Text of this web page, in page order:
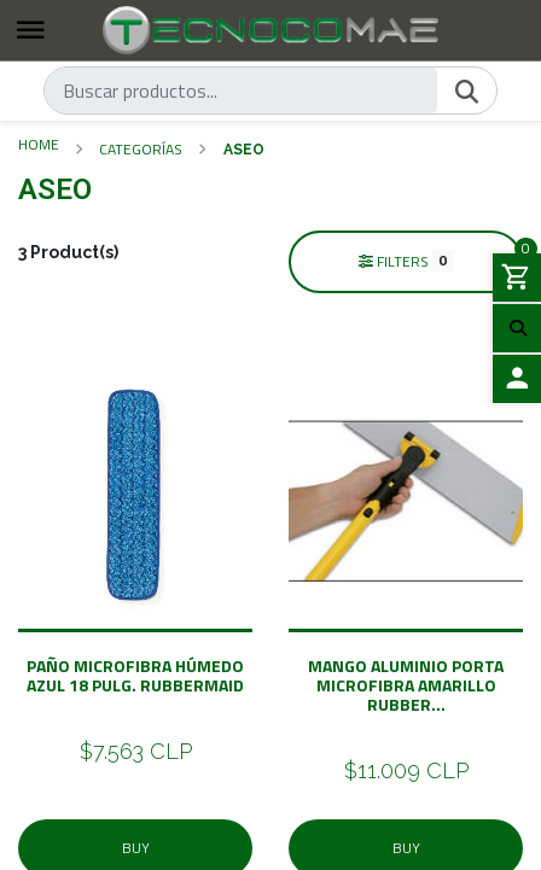
0
LOGIN
HOME CATEGORÍAS ASEO
ASEO
3 Product(s) FILTERS 0
PAÑO MICROFIBRA HÚMEDO
AZUL 18 PULG. RUBBERMAID
$7.563 CLP
BUY
MANGO ALUMINIO PORTA
MICROFIBRA AMARILLO
RUBBER...
$11.009 CLP
BUY